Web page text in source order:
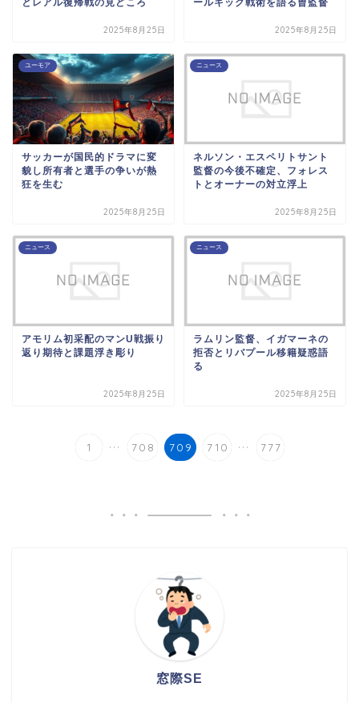
2025年8月25日 2025年8月25日
ユーモア
サッカーが国民的ドラマに変
貌し所有者と選手の争いが熱
狂を生む
2025年8月25日
ニュース
ネルソン・エスペリトサント
監督の今後不確定、フォレス
トとオーナーの対立浮上
2025年8月25日
ニュース
アモリム初采配のマンU戦振り
返り期待と課題浮き彫り
2025年8月25日
ニュース
ラムリン監督、イガマーネの
拒否とリバプール移籍疑惑語
る
2025年8月25日
1 ... 708 709 710 ... 777
窓際SE